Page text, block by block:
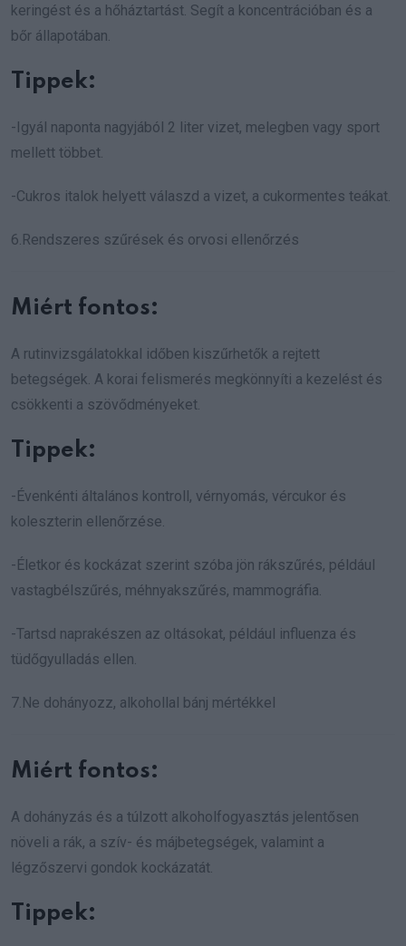
keringést és a hőháztartást. Segít a koncentrációban és a
bőr állapotában.
Tippek:
-Igyál naponta nagyjából 2 liter vizet, melegben vagy sport
mellett többet.
-Cukros italok helyett válaszd a vizet, a cukormentes teákat.
6.Rendszeres szűrések és orvosi ellenőrzés
Miért fontos:
A rutinvizsgálatokkal időben kiszűrhetők a rejtett
betegségek. A korai felismerés megkönnyíti a kezelést és
csökkenti a szövődményeket.
Tippek:
-Évenkénti általános kontroll, vérnyomás, vércukor és
koleszterin ellenőrzése.
-Életkor és kockázat szerint szóba jön rákszűrés, például
vastagbélszűrés, méhnyakszűrés, mammográfia.
-Tartsd naprakészen az oltásokat, például influenza és
tüdőgyulladás ellen.
7.Ne dohányozz, alkohollal bánj mértékkel
Miért fontos:
A dohányzás és a túlzott alkoholfogyasztás jelentősen
növeli a rák, a szív- és májbetegségek, valamint a
légzőszervi gondok kockázatát.
Tippek: